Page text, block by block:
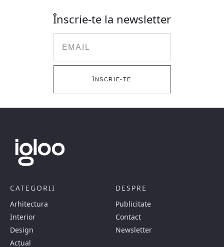
Înscrie-te la newsletter
ÎNSCRIE-TE
CATEGORII
Arhitectura
Interior
Design
Actual
DESPRE
Publicitate
Contact
Newsletter